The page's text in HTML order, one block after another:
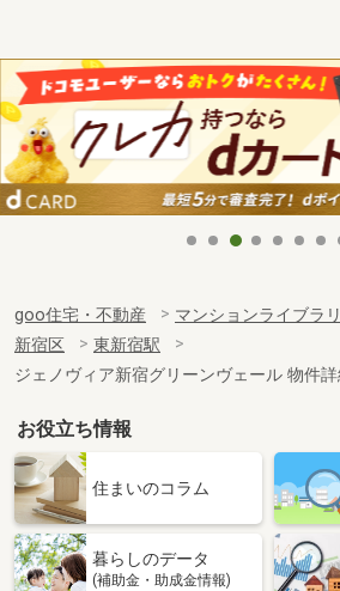
goo住宅・不動産 マンションライブラ
新宿区
東新宿駅
ジェノヴィア新宿グリーンヴェール 物件詳
お役立ち情報
住まいのコラム
暮らしのデータ
(補助金・助成金情報)